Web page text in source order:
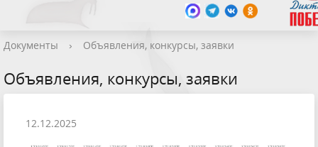
Документы › Объявления, конкурсы, заявки
Объявления, конкурсы, заявки
12.12.2025